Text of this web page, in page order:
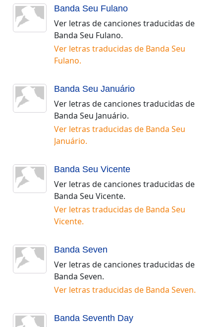
Banda Seu Fulano
Ver letras de canciones traducidas de
Banda Seu Fulano.
Ver letras traducidas de Banda Seu
Fulano.
Banda Seu Januário
Ver letras de canciones traducidas de
Banda Seu Januário.
Ver letras traducidas de Banda Seu
Januário.
Banda Seu Vicente
Ver letras de canciones traducidas de
Banda Seu Vicente.
Ver letras traducidas de Banda Seu
Vicente.
Banda Seven
Ver letras de canciones traducidas de
Banda Seven.
Ver letras traducidas de Banda Seven.
Banda Seventh Day